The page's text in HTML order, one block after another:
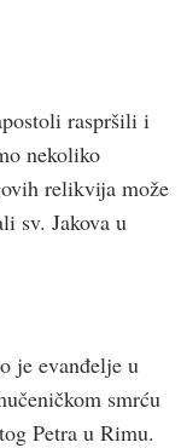
raspršili i
nekoliko
relikvija može
sv. Jakova u
je evanđelje u
smrću
Petra u Rimu.